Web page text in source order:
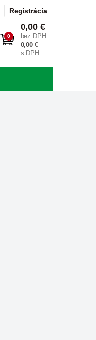
Registrácia
0
0,00 €
bez DPH
0,00 €
s DPH